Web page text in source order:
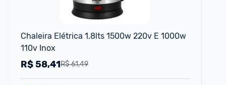
Chaleira Elétrica 1.8lts 1500w 220v E 1000w
110v Inox
R$ 61,49
R$58,41